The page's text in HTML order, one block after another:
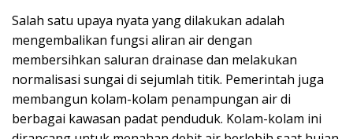
Salah satu upaya nyata yang dilakukan adalah
mengembalikan fungsi aliran air dengan
membersihkan saluran drainase dan melakukan
normalisasi sungai di sejumlah titik. Pemerintah juga
membangun kolam-kolam penampungan air di
berbagai kawasan padat penduduk. Kolam-kolam ini